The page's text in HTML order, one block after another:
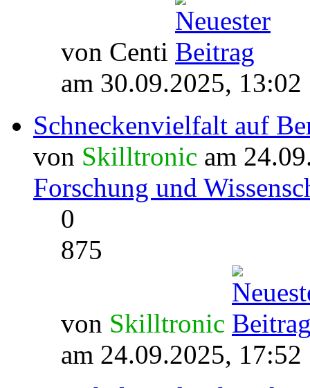
von Centi
am 30.09.2025, 13:02
Schneckenvielfalt auf
von Skilltronic am
Forschung und
0
875
von Skilltronic
am 24.09.2025, 17:52